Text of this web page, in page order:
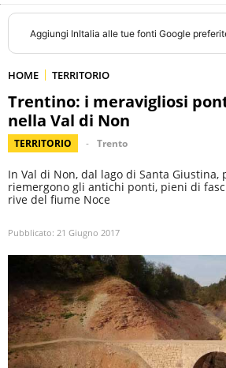
Aggiungi InItalia alle tue fonti Google
HOME TERRITORIO
Trentino: i meravigliosi
nella Val di Non
TERRITORIO Trento
In Val di Non, dal lago di Santa Giustina,
riemergono gli antichi ponti, pieni di
rive del fiume Noce
Pubblicato: 21 Giugno 2017